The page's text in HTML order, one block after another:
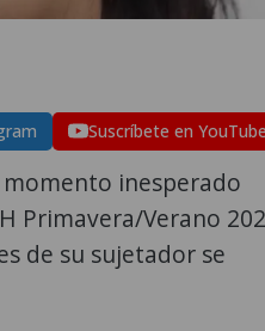
Suscríbete en
inesperado
Primavera/Verano
de su sujetador se